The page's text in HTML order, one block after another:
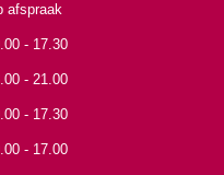
afspraak
- 17.30
- 21.00
- 17.30
- 17.00